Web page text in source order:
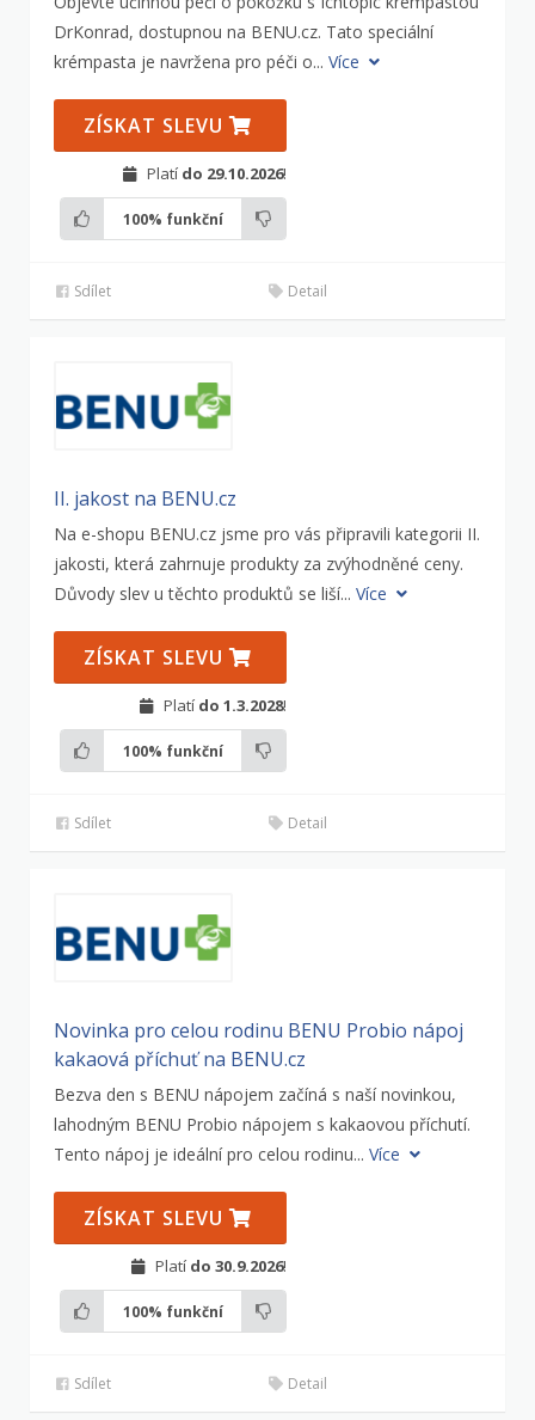
DrKonrad, dostupnou na BENU.cz. Tato speciální
krémpasta je navržena pro péči o... Více
ZÍSKAT SLEVU
Platí do 29.10.2026!
100% funkční
Sdílet Detail
II. jakost na BENU.cz
Na e-shopu BENU.cz jsme pro vás připravili kategorii II.
jakosti, která zahrnuje produkty za zvýhodněné ceny.
Důvody slev u těchto produktů se liší... Více
ZÍSKAT SLEVU
Platí do 1.3.2028!
100% funkční
Sdílet Detail
Novinka pro celou rodinu BENU Probio nápoj
kakaová příchuť na BENU.cz
Bezva den s BENU nápojem začíná s naší novinkou,
lahodným BENU Probio nápojem s kakaovou příchutí.
Tento nápoj je ideální pro celou rodinu... Více
ZÍSKAT SLEVU
Platí do 30.9.2026!
100% funkční
Sdílet Detail